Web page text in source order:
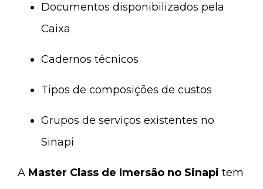
Documentos disponibilizados pela
Caixa
Cadernos técnicos
Tipos de composições de custos
Grupos de serviços existentes no
Sinapi
A Master Class de Imersão no Sinapi tem